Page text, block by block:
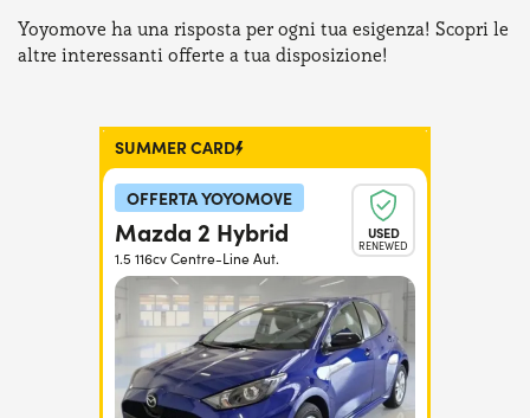
Yoyomove ha una risposta per ogni tua esigenza! Scopri le
altre interessanti offerte a tua disposizione!
SUMMER CARD
OFFERTA YOYOMOVE
USED
RENEWED
Mazda 2 Hybrid
1.5 116cv Centre-Line Aut.